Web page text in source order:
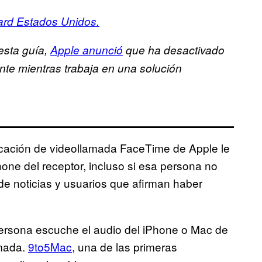
Estados Unidos.
guía,Apple anuncióque ha desactivado
mientras trabaja en una solución
de videollamada FaceTime de Apple le
del receptor, incluso si esa persona no
noticias y usuarios que afirman haber
escuche el audio del iPhone o Mac de
9to5Mac, una de las primeras